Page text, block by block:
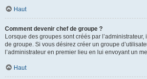
Haut
Comment devenir chef de groupe ?
Lorsque des groupes sont créés par
de groupe. Si vous désirez créer un groupe
l’administrateur en premier lieu en lui envoyant un
Haut